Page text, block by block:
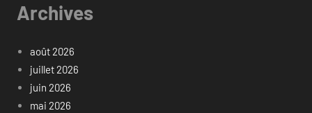
Archives
août 2026
juillet 2026
juin 2026
mai 2026